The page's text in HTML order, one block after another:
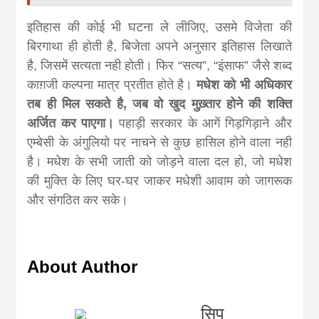
इतिहास की कोई भी घटना ले लीजिए, उसमे विजेता की
बिरगाथा ही होती है, बिजेता अपने अनुसार इतिहास लिखाते
है, जिसमें सत्यता नही होती। फिर “सत्य”, “इंसाफ” जैसे शब्द
काग़जी कल्पना मात्र प्रतीत होते है।मधेश को भी अधिकार
तब ही मिल सकते है, जब वो खुद मुख़्तार होने की शक्ति
अर्जित कर पाएगा। पहाड़ी सरकार के आगें गिड़गिड़ाने और
एम्बेसी के अंगुलियो पर नाचने से कुछ हासिल होने वाला नही
है। मधेश के सभी जाती को जोड़ने वाला दल हो, जो मधेश
की मुक्ति के लिए घर-घर जाकर मधेशी आवाम को जागरूक
और संगठित कर सके।
About Author
सिपु